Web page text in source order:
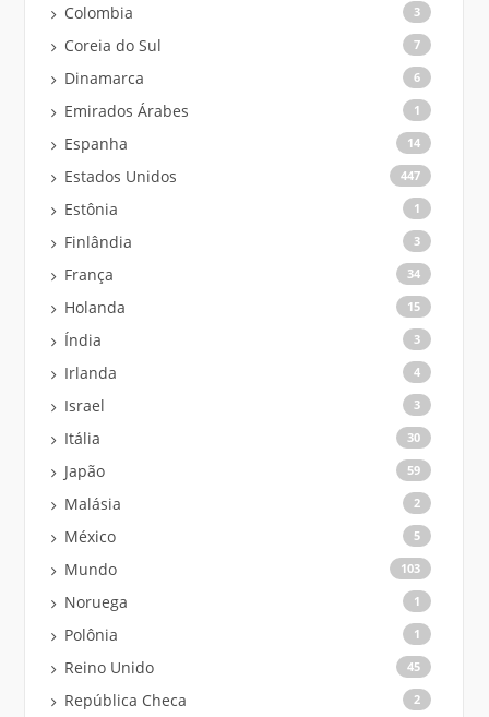
Colombia 3
Coreia do Sul 7
Dinamarca 6
Emirados Árabes 1
Espanha 14
Estados Unidos 447
Estônia 1
Finlândia 3
França 34
Holanda 15
Índia 3
Irlanda 4
Israel 3
Itália 30
Japão 59
Malásia 2
México 5
Mundo 103
Noruega 1
Polônia 1
Reino Unido 45
República Checa 2